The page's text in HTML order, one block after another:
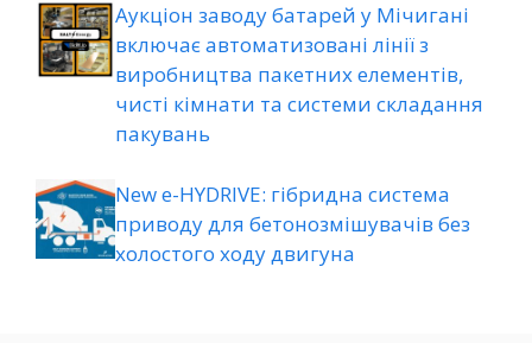
Аукціон заводу батарей у Мічигані
включає автоматизовані лінії з
виробництва пакетних елементів,
чисті кімнати та системи складання
пакувань
New e-HYDRIVE: гібридна система
приводу для бетонозмішувачів без
холостого ходу двигуна